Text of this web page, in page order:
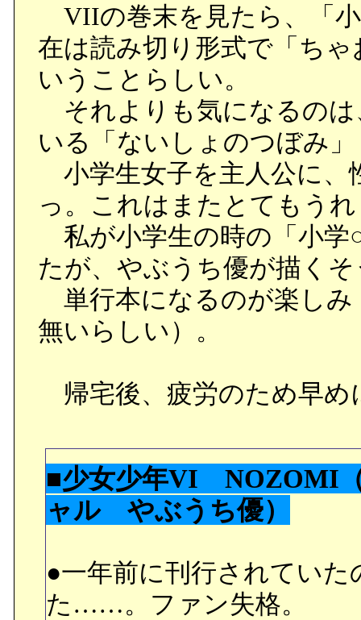
VIIの巻末を見たら、「
在は読み切り形式で「ち
いうことらしい。
それよりも気になるのは
いる「ないしょのつぼみ」
小学生女子を主人公に、
っ。これはまたとてもう
私が小学生の時の「小学
たが、やぶうち優が描く
単行本になるのが楽し
無いらしい）。
帰宅後、疲労のため早め
■少女少年VI NOZOMI
ャル やぶうち優）
●一年前に刊行されてい
た……。ファン失格。